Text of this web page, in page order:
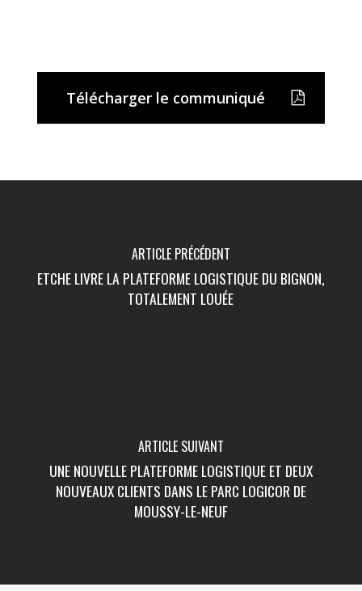
Télécharger le communiqué
ARTICLE PRÉCÉDENT
ETCHE LIVRE LA PLATEFORME LOGISTIQUE DU BIGNON,
TOTALEMENT LOUÉE
ARTICLE SUIVANT
UNE NOUVELLE PLATEFORME LOGISTIQUE ET DEUX
NOUVEAUX CLIENTS DANS LE PARC LOGICOR DE
MOUSSY-LE-NEUF